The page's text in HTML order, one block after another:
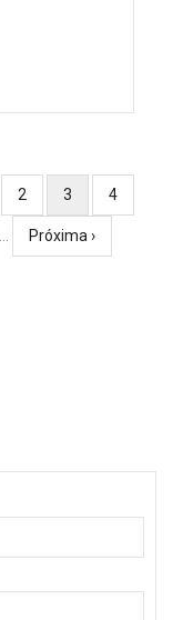
Página
2
Página
actual
3 Página
4
…
Siguiente
Próxima ›